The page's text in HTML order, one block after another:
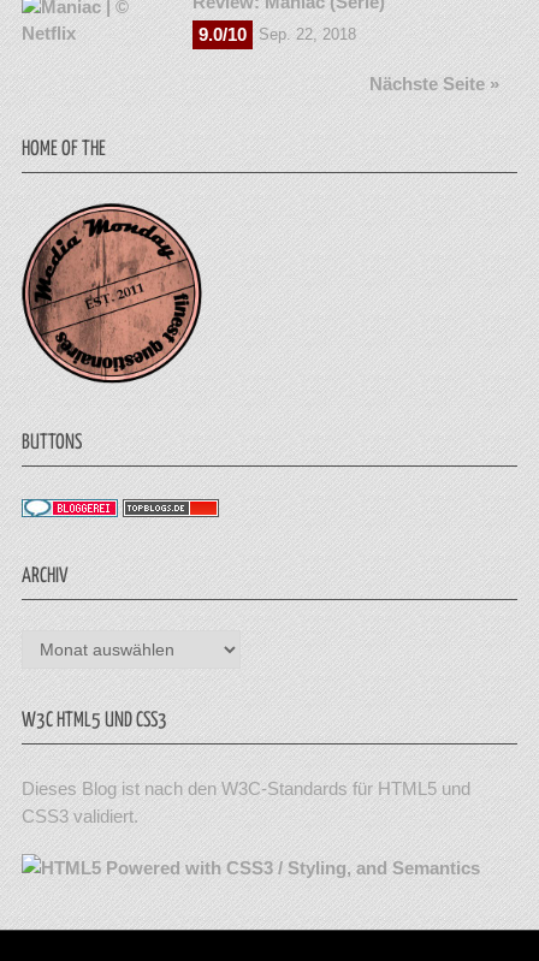
9.0/10
Sep. 22, 2018
Nächste Seite »
HOME OF THE
BUTTONS
ARCHIV
Archiv
W3C HTML5 UND CSS3
Dieses Blog ist nach den W3C-Standards für HTML5 und
CSS3 validiert.